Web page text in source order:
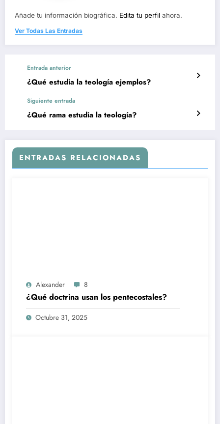
Añade tu información biográfica. Edita tu perfil ahora.
Ver Todas Las Entradas
Entrada anterior
¿Qué estudia la teología ejemplos?
Siguiente entrada
¿Qué rama estudia la teología?
ENTRADAS RELACIONADAS
Alexander 8
¿Qué doctrina usan los pentecostales?
Octubre 31, 2025